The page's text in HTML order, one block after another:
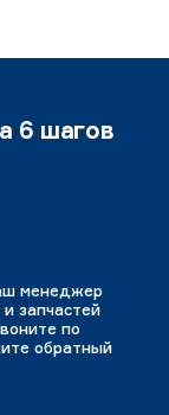
6 шагов
менеджер
запчастей
по
обратный